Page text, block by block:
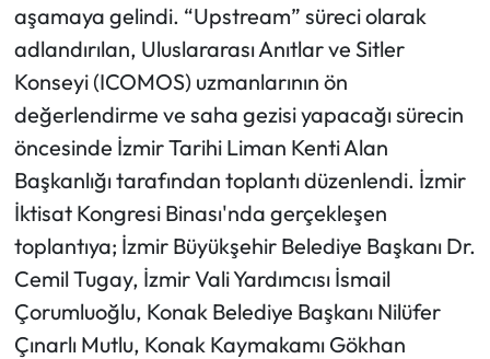
aşamaya gelindi. “Upstream” süreci olarak
adlandırılan, Uluslararası Anıtlar ve Sitler
Konseyi (ICOMOS) uzmanlarının ön
değerlendirme ve saha gezisi yapacağı sürecin
öncesinde İzmir Tarihi Liman Kenti Alan
Başkanlığı tarafından toplantı düzenlendi. İzmir
İktisat Kongresi Binası'nda gerçekleşen
toplantıya; İzmir Büyükşehir Belediye Başkanı Dr.
Cemil Tugay, İzmir Vali Yardımcısı İsmail
Çorumluoğlu, Konak Belediye Başkanı Nilüfer
Çınarlı Mutlu, Konak Kaymakamı Gökhan